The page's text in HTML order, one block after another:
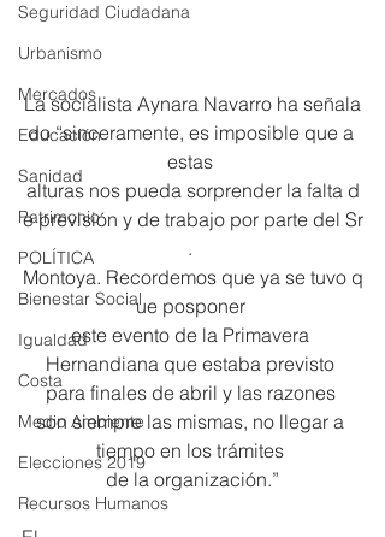
Seguridad Ciudadana
Urbanismo
Mercados
Educación
Sanidad
Patrimonio
POLÍTICA
Bienestar Social
Igualdad
Costa
Medio Ambiente
Elecciones 2019
Recursos Humanos
La socialista Aynara Navarro ha señala
do “sinceramente, es imposible que a
estas
alturas nos pueda sorprender la falta d
e previsión y de trabajo por parte del Sr
.
Montoya. Recordemos que ya se tuvo q
ue posponer
este evento de la Primavera
Hernandiana que estaba previsto
para finales de abril y las razones
son siempre las mismas, no llegar a
tiempo en los trámites
de la organización.”